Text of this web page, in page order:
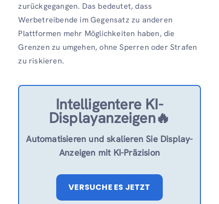
zurückgegangen. Das bedeutet, dass
Werbetreibende im Gegensatz zu anderen
Plattformen mehr Möglichkeiten haben, die
Grenzen zu umgehen, ohne Sperren oder Strafen
zu riskieren.
Intelligentere KI-
Displayanzeigen🔥
Automatisieren und skalieren Sie Display-
Anzeigen mit KI-Präzision
VERSUCHE ES JETZT